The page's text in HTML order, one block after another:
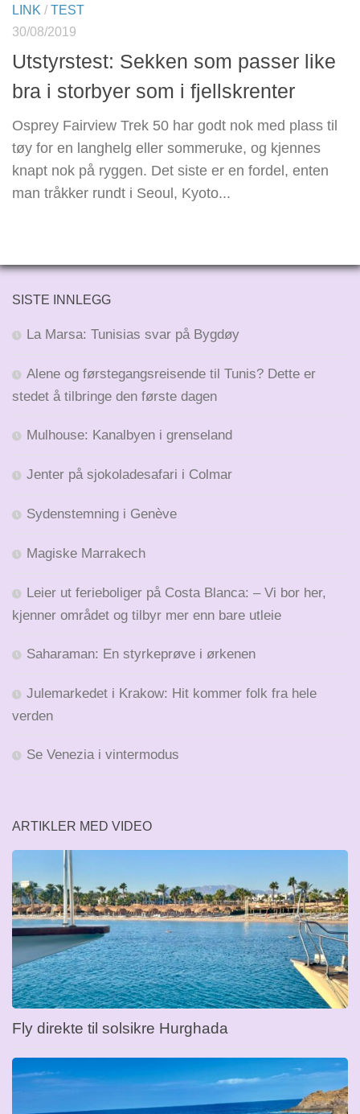
LINK / TEST
30/08/2019
Utstyrstest: Sekken som passer like
bra i storbyer som i fjellskrenter
Osprey Fairview Trek 50 har godt nok med plass til
tøy for en langhelg eller sommeruke, og kjennes
knapt nok på ryggen. Det siste er en fordel, enten
man tråkker rundt i Seoul, Kyoto...
SISTE INNLEGG
La Marsa: Tunisias svar på Bygdøy
Alene og førstegangsreisende til Tunis? Dette er
stedet å tilbringe den første dagen
Mulhouse: Kanalbyen i grenseland
Jenter på sjokoladesafari i Colmar
Sydenstemning i Genève
Magiske Marrakech
Leier ut ferieboliger på Costa Blanca: – Vi bor her,
kjenner området og tilbyr mer enn bare utleie
Saharaman: En styrkeprøve i ørkenen
Julemarkedet i Krakow: Hit kommer folk fra hele
verden
Se Venezia i vintermodus
ARTIKLER MED VIDEO
Fly direkte til solsikre Hurghada